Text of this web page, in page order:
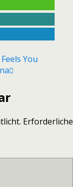
You
Erforderliche